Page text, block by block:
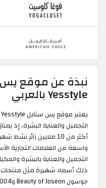
نبذة عن موقع يس
Yesstyle بالعربي
التجميل والعناية البشرة، إذ
أكثر من 10 ملايين
واسعة من العلامات التجارية
التجميل والعناية بالبشرة
جوسون Beauty of Joseon وSKIN1004...